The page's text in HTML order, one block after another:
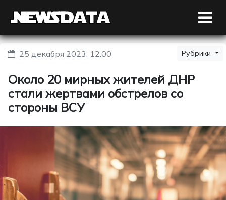
25 декабря 2023, 12:00 Рубрики
Около 20 мирных жителей ДНР
стали жертвами обстрелов со
стороны ВСУ